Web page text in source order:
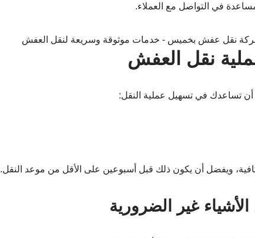
في التواصل مع العملاء.
نقل العفش
أن تساعدك في تسهيل عملية النقل:
كافية، ويفضل أن يكون ذلك قبل أسبوعين على الأقل من موعد النقل.
غير الضرورية